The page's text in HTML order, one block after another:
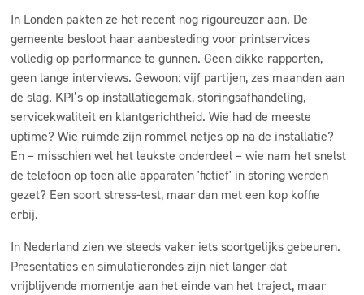
In Londen pakten ze het recent nog rigoureuzer aan. De
gemeente besloot haar aanbesteding voor printservices
volledig op performance te gunnen. Geen dikke rapporten,
geen lange interviews. Gewoon: vijf partijen, zes maanden aan
de slag. KPI’sop installatiegemak, storingsafhandeling,
servicekwaliteit en klantgerichtheid. Wie had de meeste
uptime? Wie ruimde zijn rommel netjes op na de installatie?
En – misschien wel het leukste onderdeel – wie nam het snelst
de telefoon op toen alle apparaten 'fictief' in storing werden
gezet? Een soort stress-test, maar dan met een kop koffie
erbij.
In Nederland zien we steeds vaker iets soortgelijks gebeuren.
Presentaties en simulatierondes zijn niet langer dat
vrijblijvende momentje aan het einde van het traject, maar